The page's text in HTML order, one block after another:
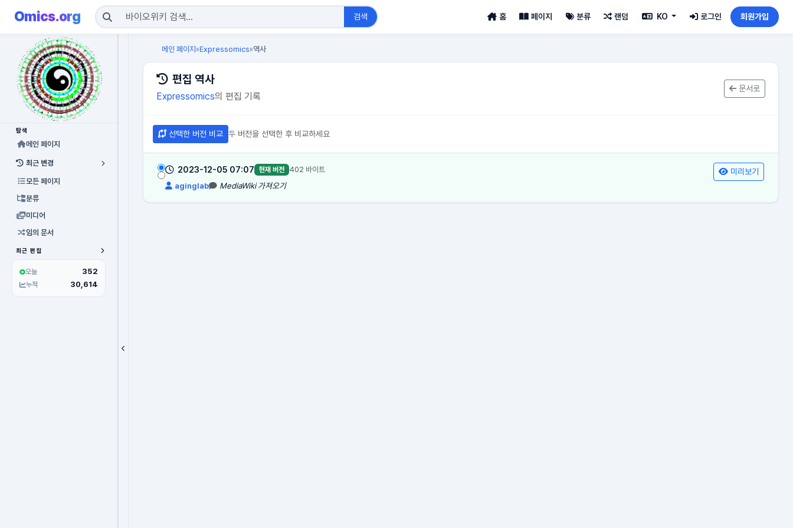
Omics.org 검색 홈 페이지 분류 랜덤 KO 로그인 회원가입
탐색
메인 페이지
최근 변경
모든 페이지
분류
미디어
임의 문서
최근 편집
오늘 352
누적 30,614
메인 페이지 »Expressomics»역사
편집 역사
Expressomics의 편집 기록
문서로
선택한 버전 비교 두 버전을 선택한 후 비교하세요
2023-12-05 07:07 현재 버전 402 바이트
aginglab MediaWiki 가져오기
미리보기